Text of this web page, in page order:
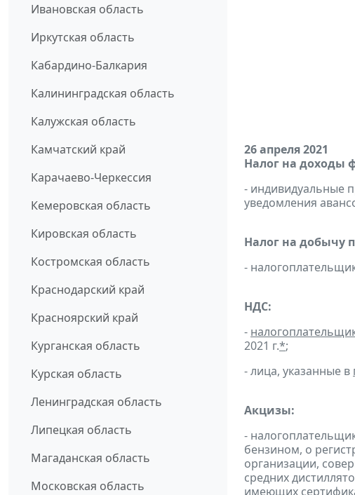
Ивановская область
Иркутская область
Кабардино-Балкария
Калининградская область
Калужская область
Камчатский край
Карачаево-Черкессия
Кемеровская область
Кировская область
Костромская область
Краснодарский край
Красноярский край
Курганская область
Курская область
Ленинградская область
Липецкая область
Магаданская область
Московская область
26 апреля 2021
Налог на доходы
- индивидуальные
уведомления
Налог на добычу
-
НДС:
-
2021 г.*;
- лица, указанные в
Акцизы:
-
бензином, о
организации,
средних
имеющих